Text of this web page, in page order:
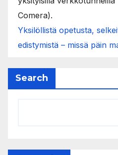
Comera).
Yksilöllistä opetusta,
edistymistä – missä päin
Search